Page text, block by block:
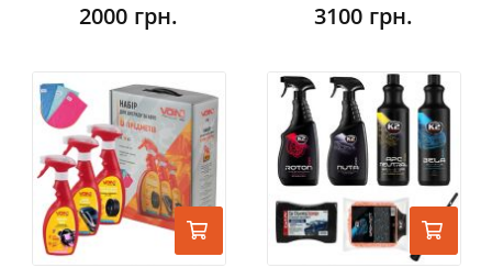
2000 грн. 3100 грн.